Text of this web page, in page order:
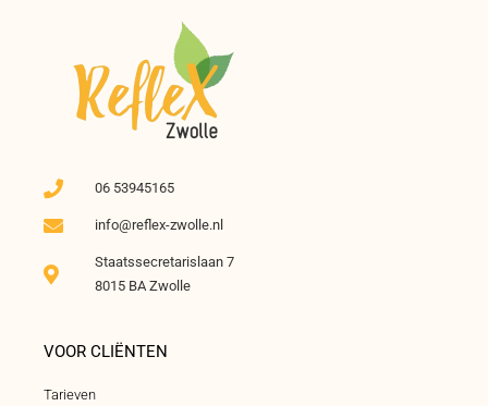
06 53945165
info@reflex-zwolle.nl
Staatssecretarislaan 7
8015 BA Zwolle
VOOR CLIËNTEN
Tarieven